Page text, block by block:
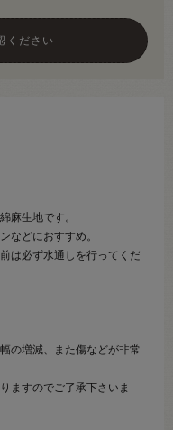
ください
麻生地です。
などにおすすめ。
は必ず水通しを行ってくだ
の増減、また傷などが非常
ますのでご了承下さいま